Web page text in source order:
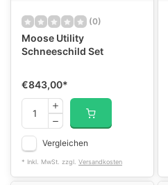
(0)
Moose Utility
Schneeschild Set
€843,00*
Vergleichen
* Inkl. MwSt. zzgl. Versandkosten